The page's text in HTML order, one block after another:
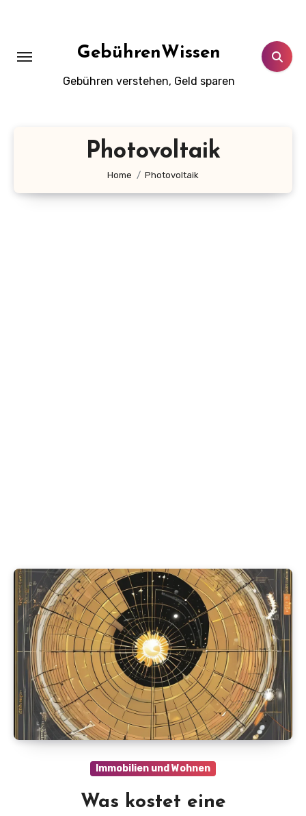
GebührenWissen
Gebühren verstehen, Geld sparen
Photovoltaik
Home Photovoltaik
Immobilien und Wohnen
Was kostet eine